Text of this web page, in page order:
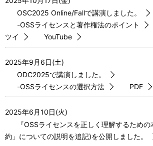
OSC2025 Online/Fallで講演しました。
-OSSライセンスと著作権法のポイント
ツイ
YouTube
2025年9月6日(土)
ODC2025で講演しました。
-OSSライセンスの選択方法
PDF
2025年6月10日(火)
『OSSライセンスを正しく理解するため
約」についての説明を追記)を公開しました。